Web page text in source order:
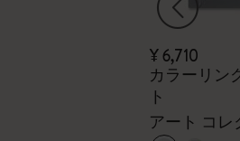
¥ 6,710
カラーリン
ト
アート コレ